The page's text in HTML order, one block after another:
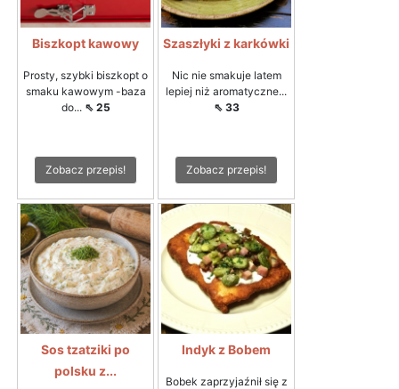
Biszkopt kawowy
Prosty, szybki biszkopt o
smaku kawowym -baza
do... ⇖ 25
Zobacz przepis!
Szaszłyki z karkówki
Nic nie smakuje latem
lepiej niż aromatyczne...
⇖ 33
Zobacz przepis!
Sos tzatziki po
polsku z...
Indyk z Bobem
Bobek zaprzyjaźnił się z